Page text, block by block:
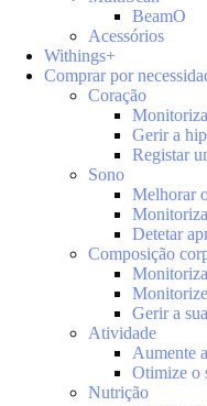
BeamO
Acessórios
Withings+
Comprar por
Coração
Gerir a
Registar
Sono
Melhorar
Detetar
Composição
Gerir a
Atividade
Aumente
Otimize o
Nutrição